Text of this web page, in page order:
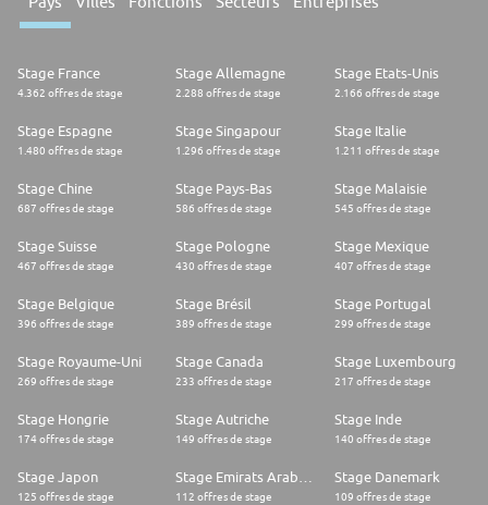
Stage France
4.362 offres de stage
Stage Allemagne
2.288 offres de stage
Stage Etats-Unis
2.166 offres de stage
Stage Espagne
1.480 offres de stage
Stage Singapour
1.296 offres de stage
Stage Italie
1.211 offres de stage
Stage Chine
687 offres de stage
Stage Pays-Bas
586 offres de stage
Stage Malaisie
545 offres de stage
Stage Suisse
467 offres de stage
Stage Pologne
430 offres de stage
Stage Mexique
407 offres de stage
Stage Belgique
396 offres de stage
Stage Brésil
389 offres de stage
Stage Portugal
299 offres de stage
Stage Royaume-Uni
269 offres de stage
Stage Canada
233 offres de stage
Stage Luxembourg
217 offres de stage
Stage Hongrie
174 offres de stage
Stage Autriche
149 offres de stage
Stage Inde
140 offres de stage
Stage Japon
125 offres de stage 112 offres de stage
Stage Danemark
109 offres de stage